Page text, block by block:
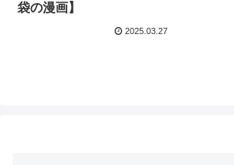
袋の漫画】
2025.03.27